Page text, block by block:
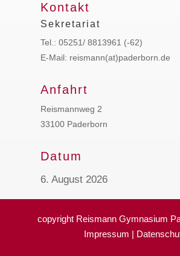
Kontakt
Sekretariat
Tel.: 05251/ 8813961 (-62)
E-Mail: reismann(at)paderborn.de
Anfahrt
Reismannweg 2
33100 Paderborn
Datum
6. August 2026
copyright Reismann Gymnasium
Impressum